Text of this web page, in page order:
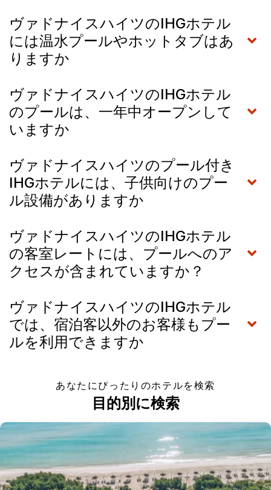
ヴァドナイスハイツのIHGホテル
には温水プールやホットタブはあ
りますか
ヴァドナイスハイツのIHGホテル
のプールは、一年中オープンして
いますか
ヴァドナイスハイツのプール付き
IHGホテルには、子供向けのプー
ル設備がありますか
ヴァドナイスハイツのIHGホテル
の客室レートには、プールへのア
クセスが含まれていますか？
ヴァドナイスハイツのIHGホテル
では、宿泊客以外のお客様もプー
ルを利用できますか
あなたにぴったりのホテルを検索
目的別に検索